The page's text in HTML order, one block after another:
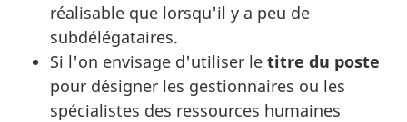
réalisable que lorsqu'il y a peu de
subdélégataires.
Si l'on envisage d'utiliser le titre du poste
pour désigner les gestionnaires ou les
spécialistes des ressources humaines